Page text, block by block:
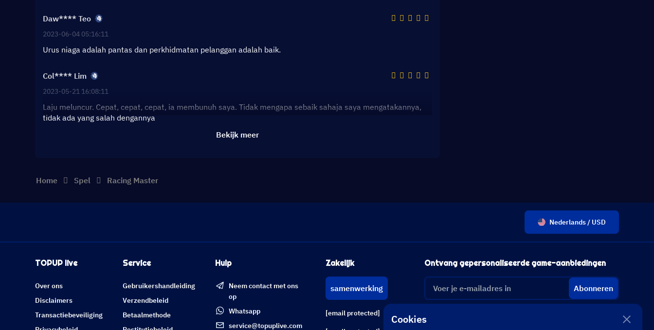
Daw**** Teo
2023-06-04 05:16:11
Urus niaga adalah pantas dan perkhidmatan pelanggan adalah baik.
Col**** Lim
2023-05-21 16:08:11
Laju meluncur. Cepat, cepat, cepat, ia membunuh saya. Tidak mengapa sebaik sahaja saya mengatakannya,
tidak ada yang salah dengannya
Bekijk meer
Home Spel Racing Master
Nederlands / USD
TOPUP live
Over ons
Disclaimers
Transactiebeveiliging
Service
Gebruikershandleiding
Verzendbeleid
Betaalmethode
Hulp
Neem contact met ons
op
Whatsapp
service@topuplive.com
Zakelijk
samenwerking
[email protected]
Ontvang gepersonaliseerde game-aanbiedingen
Abonneren
Cookies